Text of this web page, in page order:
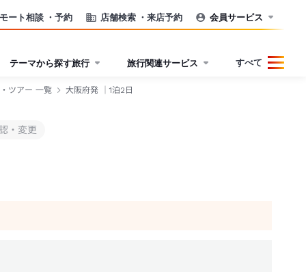
ート相談 ・予約 店舗検索 ・来店予約 会員サービス
テーマから探す旅行 旅行関連サービス すべて
ツアー 一覧 大阪府発 ｜1泊2日
・変更